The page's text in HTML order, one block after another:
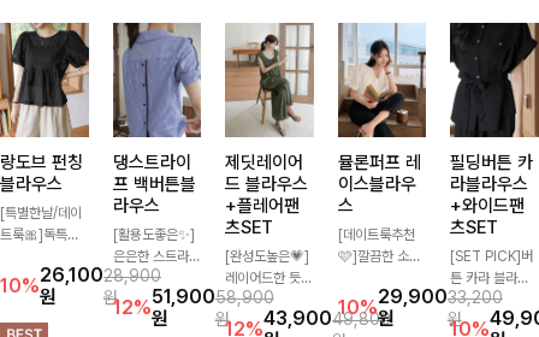
랑도브 펀칭
블라우스
[특별한날/데이
트룩🎀]독특한
시원해보이면서
로맨틱한 무드를
선사하는 블라우
10%26,100
원
28,900
원
댕스트라이
프 백버튼블
라우스
[활용도좋은✨]
은은한 스트라이
프 패턴이 더해
져 심플한 코디
에도 세련된 포
12%51,900
원
58,900
원
제딧레이어
드 블라우스
+플레어팬
츠SET
[완성도높은💗]
레이어드한 듯
자연스러운 나시
와 버튼 원피스
12%43,90049,800
뮬론퍼프 레
이스블라우
스
[데이트룩추천
🩷]깔끔한 소매
자수로 사랑스러
운 분위기를 담
10%29,900
원
33,200
원
필딩버튼 카
라블라우스
+와이드팬
츠SET
[SET PICK]버
튼 카라 블라우
스와 팬츠, 스트
랩까지 구성된
10%